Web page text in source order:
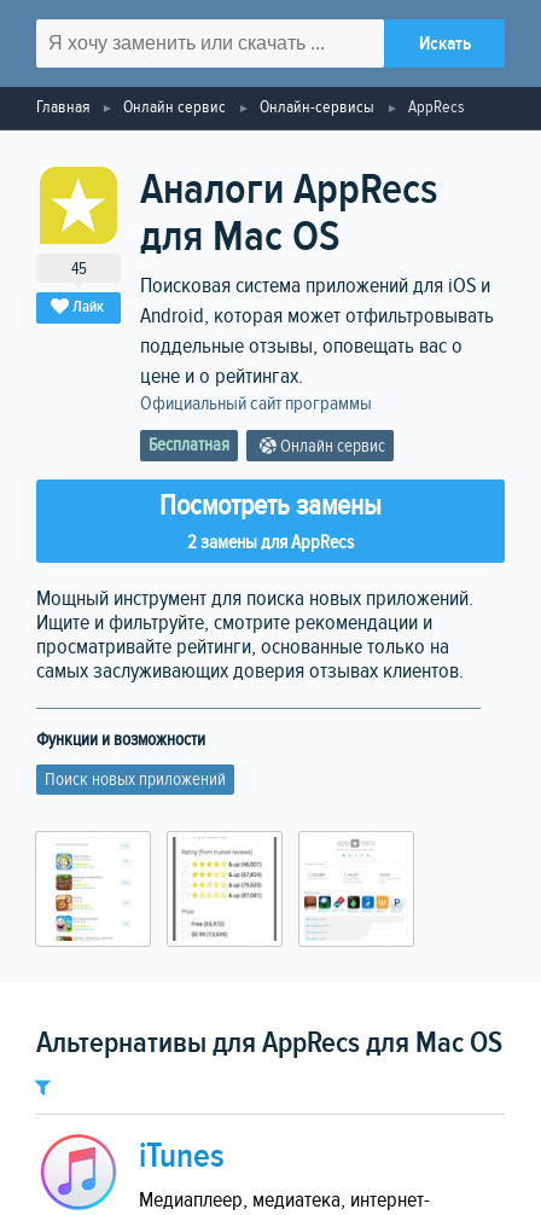
Главная Онлайн сервис Онлайн-сервисы AppRecs
45
Лайк
Аналоги AppRecs
для Mac OS
Поисковая система приложений для iOS и
Android, которая может отфильтровывать
поддельные отзывы, оповещать вас о
цене и о рейтингах.
Официальный сайт программы
Бесплатная Онлайн сервис
Посмотреть замены
2 замены для AppRecs
Мощный инструмент для поиска новых приложений.
Ищите и фильтруйте, смотрите рекомендации и
просматривайте рейтинги, основанные только на
самых заслуживающих доверия отзывах клиентов.
Функции и возможности
Поиск новых приложений
Альтернативы для AppRecs для Mac OS
iTunes
Медиаплеер, медиатека, интернет-